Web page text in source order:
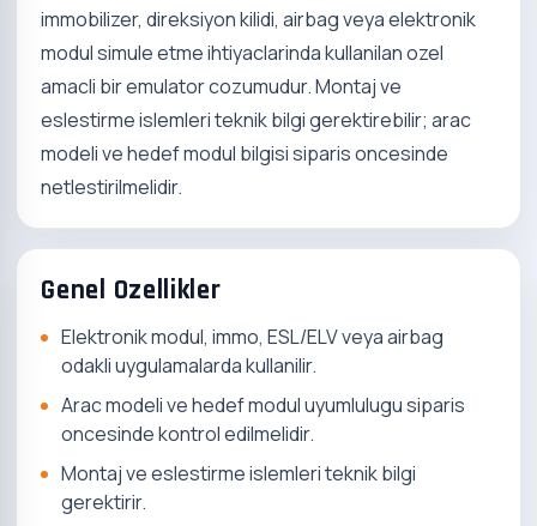
immobilizer, direksiyon kilidi, airbag veya elektronik
modul simule etme ihtiyaclarinda kullanilan ozel
amacli bir emulator cozumudur. Montaj ve
eslestirme islemleri teknik bilgi gerektirebilir; arac
modeli ve hedef modul bilgisi siparis oncesinde
netlestirilmelidir.
Genel Ozellikler
Elektronik modul, immo, ESL/ELV veya airbag
odakli uygulamalarda kullanilir.
Arac modeli ve hedef modul uyumlulugu siparis
oncesinde kontrol edilmelidir.
Montaj ve eslestirme islemleri teknik bilgi
gerektirir.